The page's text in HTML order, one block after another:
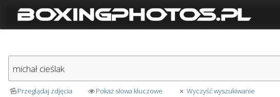
Przeglądaj zdjęcia Pokaż słowa kluczowe Wyczyść wyszukiwanie